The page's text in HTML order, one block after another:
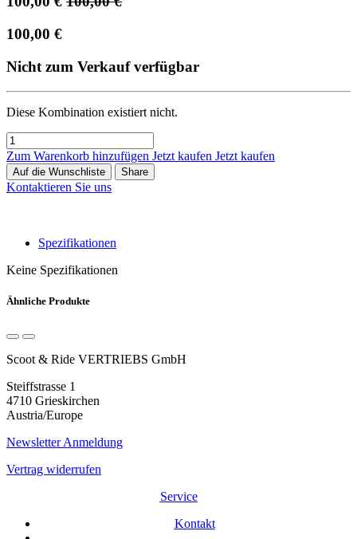
100,00 €
Nicht zum Verkauf verfügbar
Diese Kombination existiert nicht.
Zum Warenkorb hinzufügen Jetzt kaufen Jetzt kaufen
Auf die Wunschliste Share
Kontaktieren Sie uns
Spezifikationen
Keine Spezifikationen
Ähnliche Produkte
Scoot & Ride VERTRIEBS GmbH
Steiffstrasse 1
4710 Grieskirchen
Austria/Europe
Newsletter Anmeldung
Vertrag widerrufen
Service
Kontakt